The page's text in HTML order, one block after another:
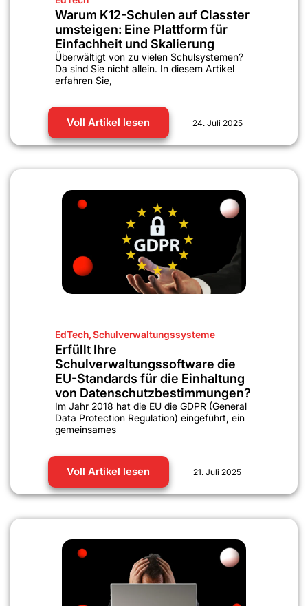
Warum K12-Schulen auf Classter
umsteigen: Eine Plattform für
Einfachheit und Skalierung
Überwältigt von zu vielen Schulsystemen?
Da sind Sie nicht allein. In diesem Artikel
erfahren Sie,
Voll Artikel lesen 24. Juli 2025
EdTech,Schulverwaltungssysteme
Erfüllt Ihre
Schulverwaltungssoftware die
EU-Standards für die Einhaltung
von Datenschutzbestimmungen?
Im Jahr 2018 hat die EU die GDPR (General
Data Protection Regulation) eingeführt, ein
gemeinsames
Voll Artikel lesen 21. Juli 2025